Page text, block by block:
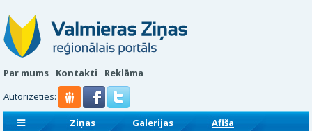
Par mums Kontakti
Reklāma
Autorizēties:
Ziņas Galerijas
Afiša